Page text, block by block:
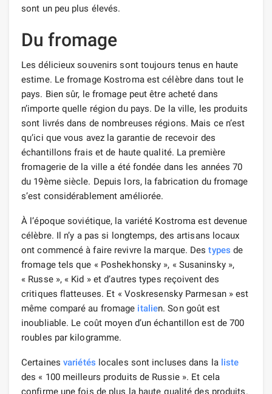
sont un peu plus élevés.
Du fromage
Les délicieux souvenirs sont toujours tenus en haute
estime. Le fromage Kostroma est célèbre dans tout le
pays. Bien sûr, le fromage peut être acheté dans
n’importe quelle région du pays. De la ville, les produits
sont livrés dans de nombreuses régions. Mais ce n’est
qu’ici que vous avez la garantie de recevoir des
échantillons frais et de haute qualité. La première
fromagerie de la ville a été fondée dans les années 70
du 19ème siècle. Depuis lors, la fabrication du fromage
s’est considérablement améliorée.
À l’époque soviétique, la variété Kostroma est devenue
célèbre. Il n’y a pas si longtemps, des artisans locaux
ont commencé à faire revivre la marque. Destypes de
fromage tels que « Poshekhonsky », « Susaninsky »,
« Russe », « Kid » et d’autres types reçoivent des
critiques flatteuses. Et « Voskresensky Parmesan » est
même comparé au fromage italien. Son goût est
inoubliable. Le coût moyen d’un échantillon est de 700
roubles par kilogramme.
Certaines variétés locales sont incluses dans la liste
des « 100 meilleurs produits de Russie ». Et cela
confirme une fois de plus la haute qualité des produits.